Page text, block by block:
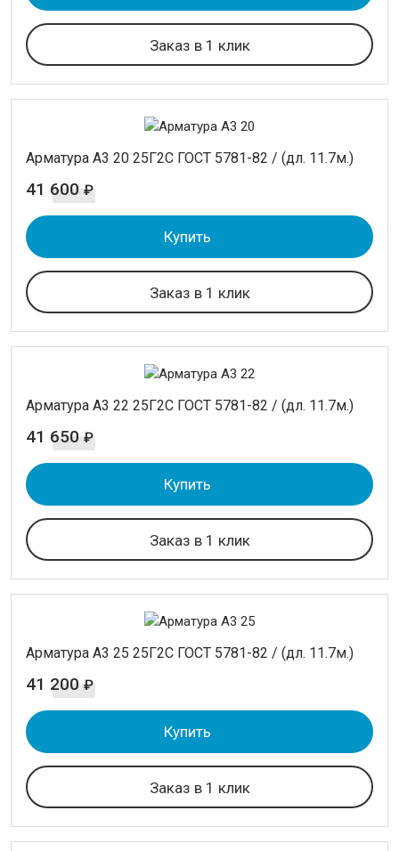
Заказ в 1 клик
Арматура А3 20 25Г2С ГОСТ 5781-82 / (дл. 11.7м.)
41 600 ₽
Купить
Заказ в 1 клик
Арматура А3 22 25Г2С ГОСТ 5781-82 / (дл. 11.7м.)
41 650 ₽
Купить
Заказ в 1 клик
Арматура А3 25 25Г2С ГОСТ 5781-82 / (дл. 11.7м.)
41 200 ₽
Купить
Заказ в 1 клик